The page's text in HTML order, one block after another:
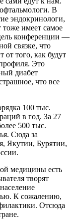
В
эндокринологи,
имеет самое
конференции —
связке, что
от того, как будут
Это
диабет
что все
100 тыс.
в год. За 27
500 тыс.
Сюда за
Якутии, Бурятии,
медицины есть
творят
К сожалению,
Отсюда